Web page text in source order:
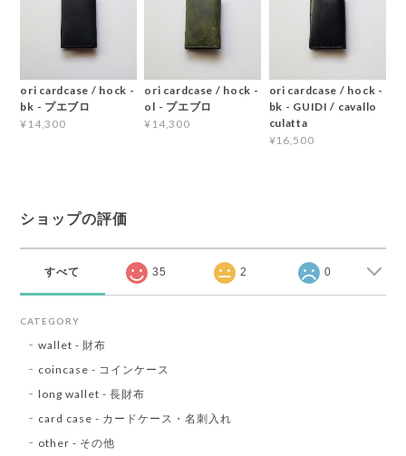
ori cardcase / hock -
bk - プエブロ
¥14,300
ori cardcase / hock -
ol - プエブロ
¥14,300
ori cardcase / hock -
bk - GUIDI / cavallo
culatta
¥16,500
ショップの評価
すべて 35 2 0
CATEGORY
wallet - 財布
coincase - コインケース
long wallet - 長財布
card case - カードケース・名刺入れ
other - その他